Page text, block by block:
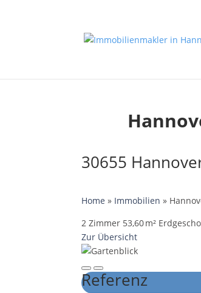
30655
Home » Immobilien »
2 Zimmer 53,60 m²
Zur Übersicht
Referenz